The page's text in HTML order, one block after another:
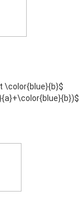
\color{blue}{b}$